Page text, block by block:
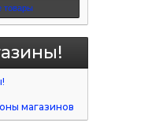
товары
магазинов